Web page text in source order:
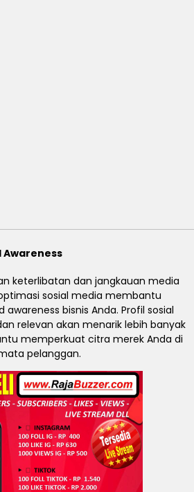
keterlibatan dan jangkauan media
sosial media membantu
bisnis Anda. Profil sosial
relevan akan menarik lebih banyak
memperkuat citra merek Anda di
pelanggan.